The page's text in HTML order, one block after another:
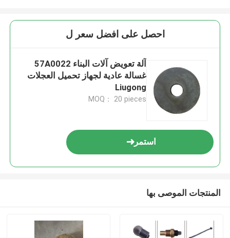
احصل على افضل سعر ل
آلة تعويض آلات البناء 57A0022
غسالة عادية لجهاز تحميل العجلات
Liugong
MOQ： 20 pieces
استمر
المنتجات الموصى بها